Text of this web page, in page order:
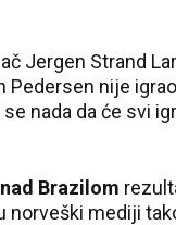
Jergen Strand
Pedersen nije
nada da će svi
Brazilom
norveški mediji